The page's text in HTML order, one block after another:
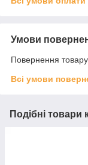
Умови
Повернення
Всі умови
Подібні товари